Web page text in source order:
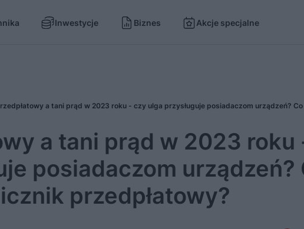
Inwestycje Biznes Akcje specjalne
a tani prąd w 2023 roku
posiadaczom urządzeń?
przedpłatowy?